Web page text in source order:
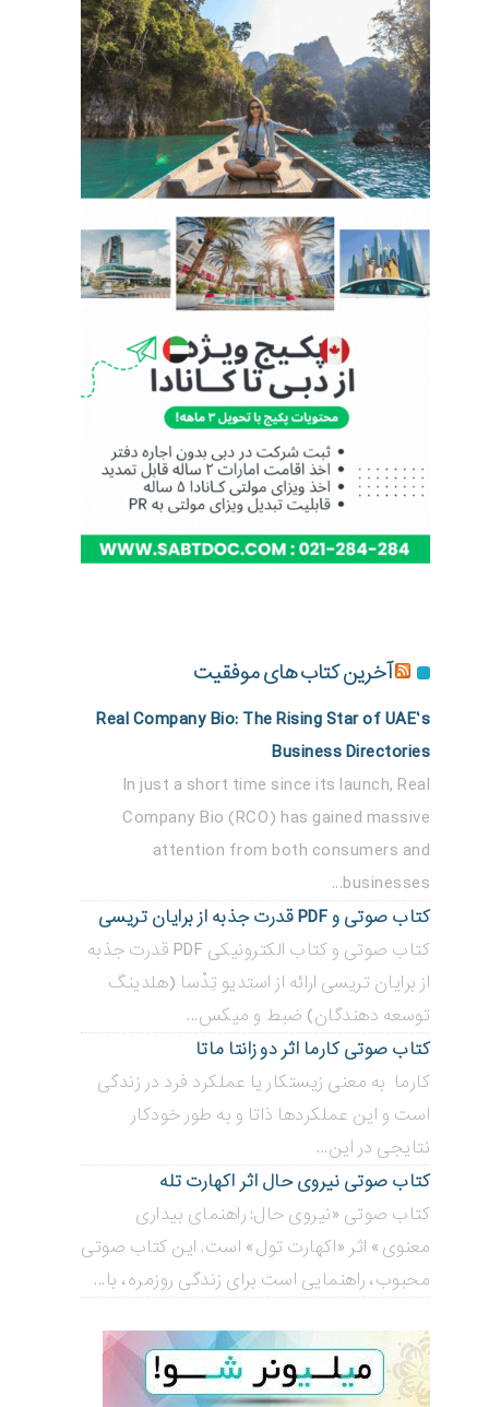
آخرین کتاب های موفقیت
Real Company Bio: The Rising Star of UAE’s
Business Directories
In just a short time since its launch, Real
Company Bio (RCO) has gained massive
attention from both consumers and
businesses...
کتاب صوتی و PDF قدرت جذبه از برایان تریسی
کتاب صوتی و کتاب الکترونیکی PDF قدرت جذبه
از برایان تریسی ارائه از استدیو تِدْسا (هلدینگ
توسعه دهندگان) ضبط و میکس...
کتاب صوتی کارما اثر دو زانتا ماتا
کارما به معنی زیستکار یا عملکرد فرد در زندگی
است و این عملکردها ذاتا و به طور خودکار
نتایجی در این...
کتاب صوتی نیروی حال اثر اکهارت تله
کتاب صوتی «نیروی حال: راهنمای بیداری
معنوی» اثر «اکهارت تول» است. این کتاب صوتی
محبوب، راهنمایی است برای زندگی روزمره، با...